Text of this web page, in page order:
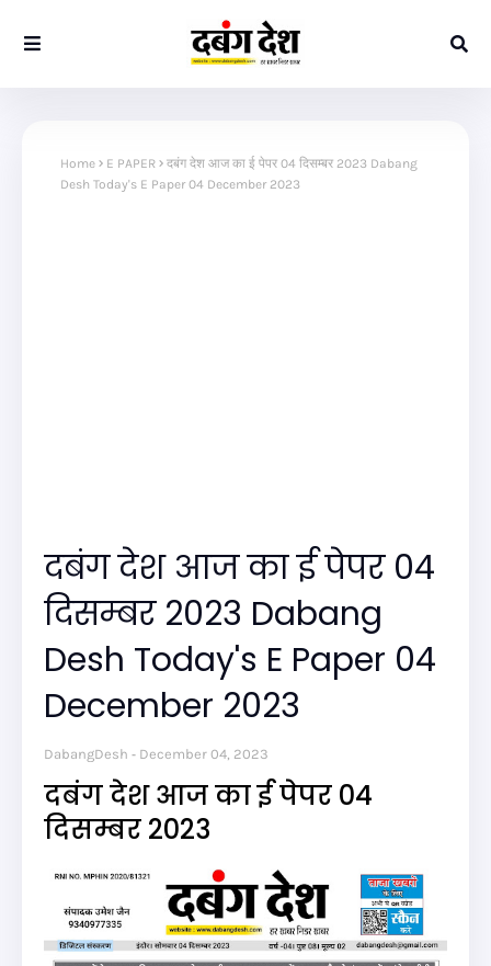
Home E PAPER
दबंग देश आज का ई पेपर 04 दिसम्बर 2023 Dabang
Desh Today's E Paper 04 December 2023
दबंग देश आज का ई पेपर 04
दिसम्बर 2023 Dabang
Desh Today's E Paper 04
December 2023
DabangDesh December 04, 2023
दबंग देश आज का ई पेपर 04
दिसम्बर 2023